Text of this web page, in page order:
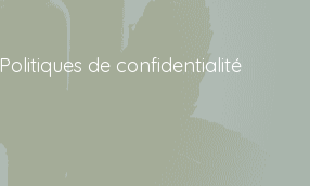
Politiques de confidentialité